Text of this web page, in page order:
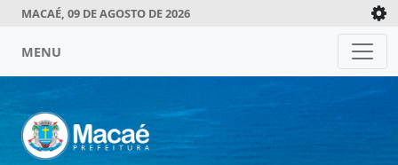
MACAÉ, 09 DE AGOSTO DE 2026
MENU